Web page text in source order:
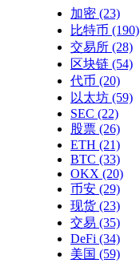
加密 (23)
比特币 (190)
交易所 (28)
区块链 (54)
代币 (20)
以太坊 (59)
SEC (22)
股票 (26)
ETH (21)
BTC (33)
OKX (20)
币安 (29)
现货 (23)
交易 (35)
DeFi (34)
美国 (59)